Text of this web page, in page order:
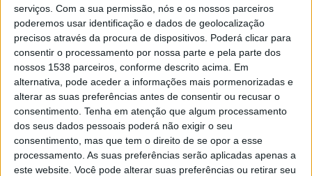
serviços. Com a sua permissão, nós e os nossos parceiros
poderemos usar identificação e dados de geolocalização
precisos através da procura de dispositivos. Poderá clicar para
consentir o processamento por nossa parte e pela parte dos
nossos 1538 parceiros, conforme descrito acima. Em
alternativa, pode aceder a informações mais pormenorizadas e
alterar as suas preferências antes de consentir ou recusar o
consentimento. Tenha em atenção que algum processamento
dos seus dados pessoais poderá não exigir o seu
consentimento, mas que tem o direito de se opor a esse
processamento. As suas preferências serão aplicadas apenas a
este website. Você pode alterar suas preferências ou retirar seu